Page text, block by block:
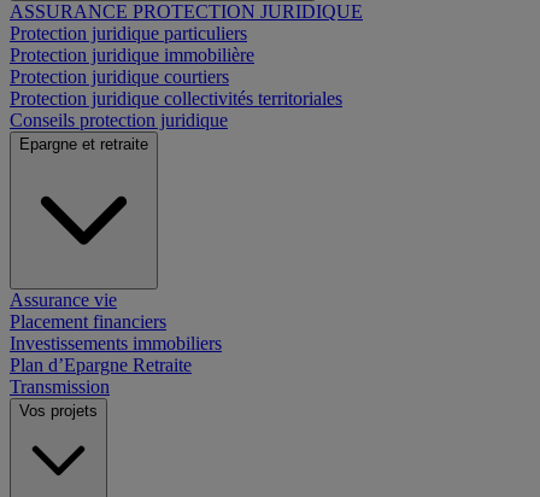
ASSURANCE PROTECTION JURIDIQUE
Protection juridique particuliers
Protection juridique immobilière
Protection juridique courtiers
Protection juridique collectivités territoriales
Conseils protection juridique
Epargne et retraite
Assurance vie
Placement financiers
Investissements immobiliers
Plan d’Epargne Retraite
Transmission
Vos projets